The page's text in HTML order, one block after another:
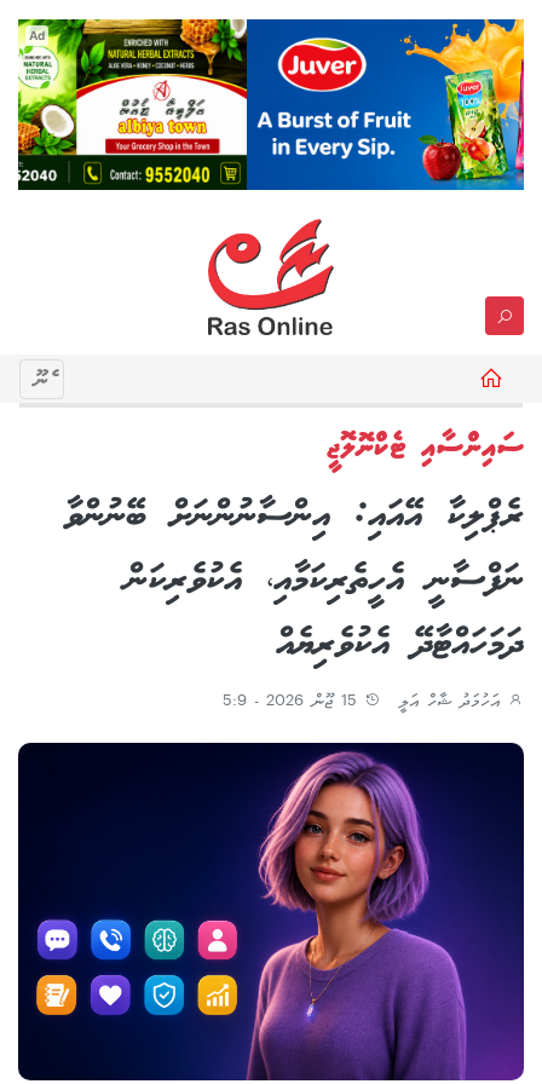
Ad
މެނޫ
ސައިންސާއި ޓެކްނޮލޮޖީ
ރެޕްލިކާ އޭއައި: އިންސާނުންނަށް ބޭނުންވާ
ނަފްސާނީ އެހީތެރިކަމާއި، އެކުވެރިކަން
ދަމަހައްޓާދޭ އެކުވެރިޔެއް
އަހުމަދު ޝާހް އަލީ